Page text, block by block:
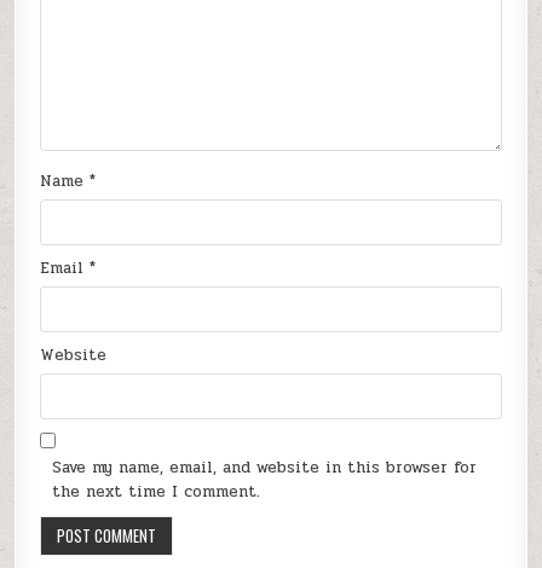
Name*
Email*
Website
Save my name, email, and website in this browser for
the next time I comment.